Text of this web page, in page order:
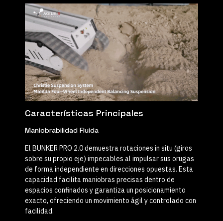
Características Principales
Maniobrabilidad Fluida
El BUNKER PRO 2.0 demuestra rotaciones in situ (giros
sobre su propio eje) impecables al impulsar sus orugas
de forma independiente en direcciones opuestas. Esta
capacidad facilita maniobras precisas dentro de
espacios confinados y garantiza un posicionamiento
exacto, ofreciendo un movimiento ágil y controlado con
facilidad.